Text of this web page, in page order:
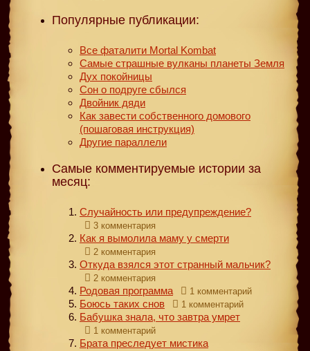
Популярные публикации:
Все фаталити Mortal Kombat
Самые страшные вулканы планеты Земля
Дух покойницы
Сон о подруге сбылся
Двойник дяди
Как завести собственного домового
(пошаговая инструкция)
Другие параллели
Самые комментируемые истории за
месяц:
Случайность или предупреждение?
3 комментария
Как я вымолила маму у смерти
2 комментария
Откуда взялся этот странный мальчик?
2 комментария
Родовая программа 1 комментарий
Боюсь таких снов 1 комментарий
Бабушка знала, что завтра умрет
1 комментарий
Брата преследует мистика